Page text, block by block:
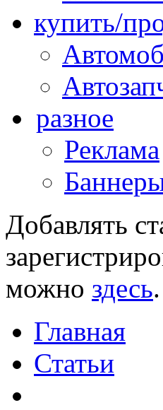
купить/
разное
Реклама
Добавлять
можно здесь.
Главная
Статьи